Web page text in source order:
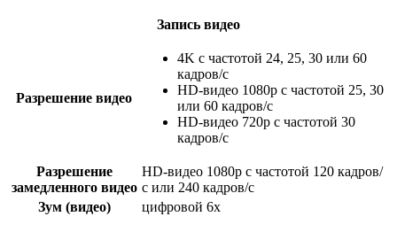
Запись видео
Разрешение видео
4K с частотой 24, 25, 30 или 60
кадров/с
HD-видео 1080p с частотой 25, 30
или 60 кадров/с
HD-видео 720p с частотой 30
кадров/с
Разрешение
замедленного видео
HD-видео 1080р c частотой 120 кадров/
с или 240 кадров/с
Зум (видео)
цифровой 6х